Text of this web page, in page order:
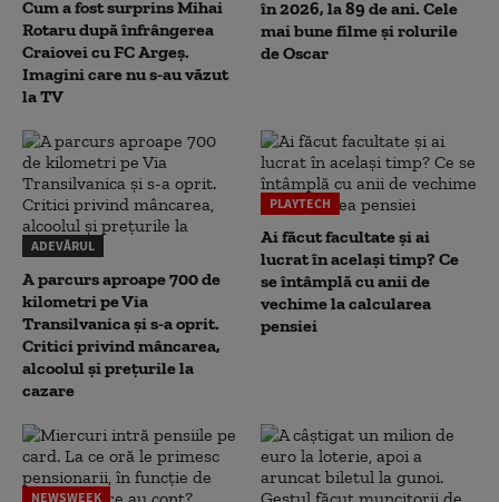
Cum a fost surprins Mihai
Rotaru după înfrângerea
Craiovei cu FC Argeș.
Imagini care nu s-au văzut
la TV
în 2026, la 89 de ani. Cele
mai bune filme și rolurile
de Oscar
ADEVĂRUL
A parcurs aproape 700 de
kilometri pe Via
Transilvanica și s-a oprit.
Critici privind mâncarea,
alcoolul și prețurile la
cazare
PLAYTECH
Ai făcut facultate și ai
lucrat în același timp? Ce
se întâmplă cu anii de
vechime la calcularea
pensiei
NEWSWEEK